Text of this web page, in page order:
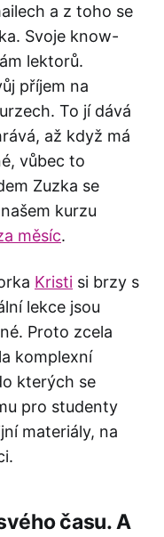
a z toho se
Svoje know-
lektorů.
příjem na
To jí dává
až když má
vůbec to
Zuzka se
kurzu
měsíc.
Kristi si brzy s
lekce jsou
Proto zcela
komplexní
kterých se
pro studenty
materiály, na
času. A